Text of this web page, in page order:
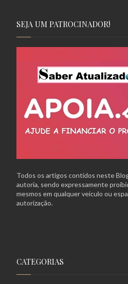
SEJA UM PATROCINADOR!
Todos os artigos contidos neste
autoria, sendo expressamente
mesmos em qualquer veículo ou
autorização.
CATEGORIAS